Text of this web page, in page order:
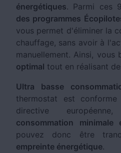
énergétiques. Parmi ces
des programmes
vous permet d'éliminer la
chauffage, sans avoir à
manuellement. Ainsi, vous
optimal tout en réalisant
Ultra basse
thermostat est
directive
consommation minimale
pouvez donc être
empreinte énergétique.